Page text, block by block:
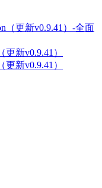
新v0.9.41）
新v0.9.41）